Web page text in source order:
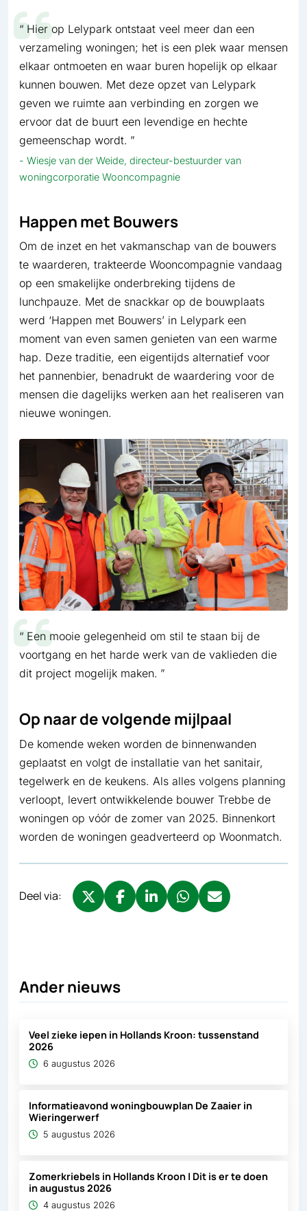
Hier op Lelypark ontstaat veel meer dan een
verzameling woningen; het is een plek waar mensen
elkaar ontmoeten en waar buren hopelijk op elkaar
kunnen bouwen. Met deze opzet van Lelypark
geven we ruimte aan verbinding en zorgen we
ervoor dat de buurt een levendige en hechte
gemeenschap wordt.
Wiesje van der Weide, directeur-bestuurder van
woningcorporatie Wooncompagnie
Happen met Bouwers
Om de inzet en het vakmanschap van de bouwers
te waarderen, trakteerde Wooncompagnie vandaag
op een smakelijke onderbreking tijdens de
lunchpauze. Met de snackkar op de bouwplaats
werd ‘Happen met Bouwers’ in Lelypark een
moment van even samen genieten van een warme
hap. Deze traditie, een eigentijds alternatief voor
het pannenbier, benadrukt de waardering voor de
mensen die dagelijks werken aan het realiseren van
nieuwe woningen.
Een mooie gelegenheid om stil te staan bij de
voortgang en het harde werk van de vaklieden die
dit project mogelijk maken.
Op naar de volgende mijlpaal
De komende weken worden de binnenwanden
geplaatst en volgt de installatie van het sanitair,
tegelwerk en de keukens. Als alles volgens planning
verloopt, levert ontwikkelende bouwer Trebbe de
woningen op vóór de zomer van 2025. Binnenkort
worden de woningen geadverteerd op Woonmatch.
Deel via:
Ander nieuws
Veel zieke iepen in Hollands Kroon: tussenstand
2026
6 augustus 2026
Informatieavond woningbouwplan De Zaaier in
Wieringerwerf
5 augustus 2026
Zomerkriebels in Hollands Kroon | Dit is er te doen
in augustus 2026
4 augustus 2026